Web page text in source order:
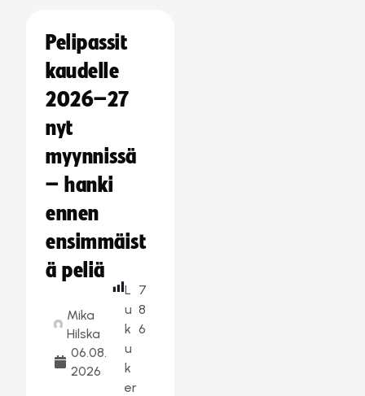
Pelipassit
kaudelle
2026–27
nyt
myynnissä
– hanki
ennen
ensimmäist
ä peliä
Mika
Hilska
06.08.
2026
L
u
k
u
k
er
7
8
6